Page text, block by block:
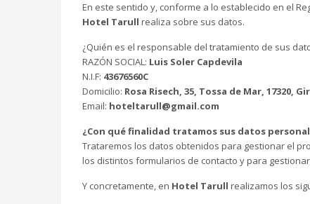
En este sentido y, conforme a lo establecido en el
Hotel Tarull realiza sobre sus datos.
¿Quién es el responsable del tratamiento de sus
RAZÓN SOCIAL: Luis Soler Capdevila
N.I.F: 43676560C
Domicilio: Rosa Risech, 35, Tossa de Mar, 17320,
Email: hoteltarull@gmail.com
¿Con qué finalidad tratamos sus datos
Trataremos los datos obtenidos para gestionar el
los distintos formularios de contacto y para
Y concretamente, en Hotel Tarull realizamos los